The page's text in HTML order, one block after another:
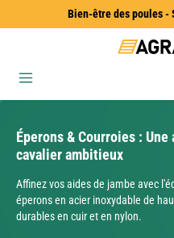
Passer au contenu principal
Bien-être des poules -
Éperons & Courroies :
cavalier ambitieux
Affinez vos aides de jambe avec
éperons en acier inoxydable de
durables en cuir et en nylon.